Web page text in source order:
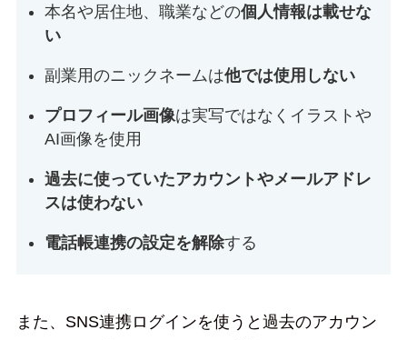
本名や居住地、職業などの個人情報は載せな
い
副業用のニックネームは他では使用しない
プロフィール画像は実写ではなくイラストや
AI画像を使用
過去に使っていたアカウントやメールアドレ
スは使わない
電話帳連携の設定を解除する
また、SNS連携ログインを使うと過去のアカウン